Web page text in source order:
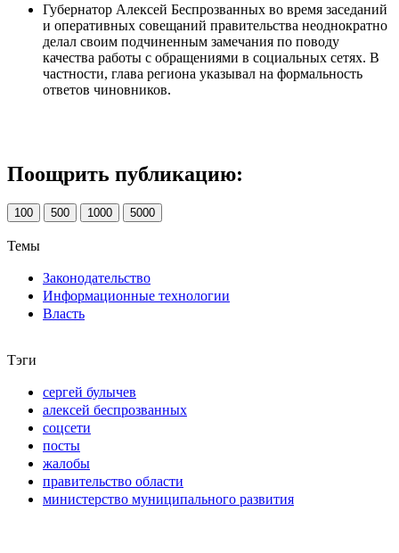
Губернатор Алексей Беспрозванных во время заседаний
и оперативных совещаний правительства неоднократно
делал своим подчиненным замечания по поводу
качества работы с обращениями в социальных сетях. В
частности, глава региона указывал на формальность
ответов чиновников.
Поощрить публикацию:
100 500 1000 5000
Темы
Законодательство
Информационные технологии
Власть
Тэги
сергей булычев
алексей беспрозванных
соцсети
посты
жалобы
правительство области
министерство муниципального развития